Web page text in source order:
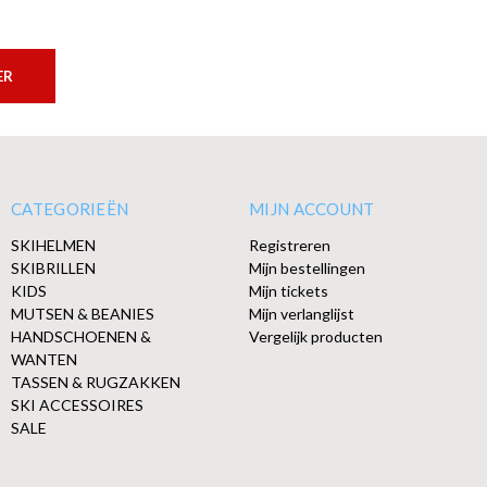
CATEGORIEËN
SKIHELMEN
SKIBRILLEN
KIDS
MUTSEN & BEANIES
HANDSCHOENEN &
WANTEN
TASSEN & RUGZAKKEN
SKI ACCESSOIRES
SALE
MIJN ACCOUNT
Registreren
Mijn bestellingen
Mijn tickets
Mijn verlanglijst
Vergelijk producten